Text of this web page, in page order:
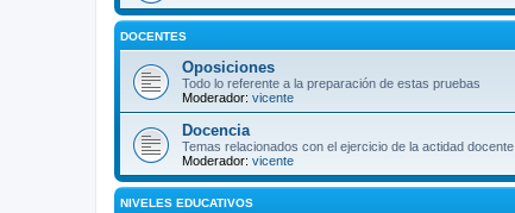
DOCENTES
Oposiciones
Todo lo referente a la preparación de estas pruebas
Moderador: vicente
Docencia
Temas relacionados con el ejercicio de la actidad docente
Moderador: vicente
NIVELES EDUCATIVOS